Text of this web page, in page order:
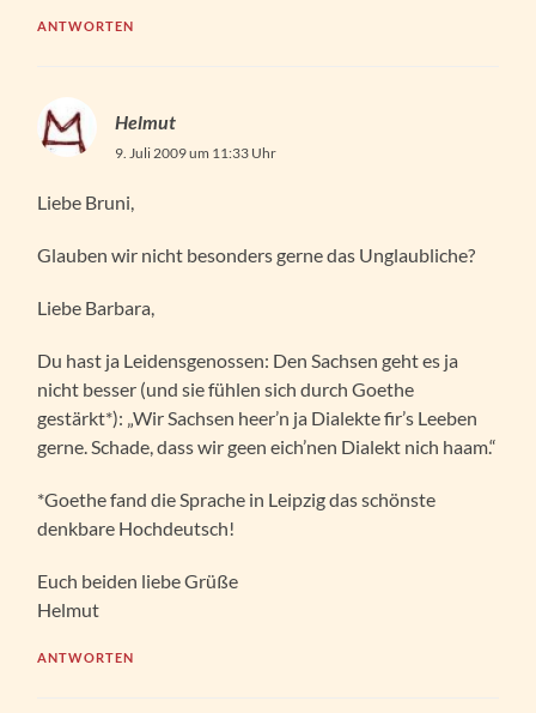
ANTWORTEN
Helmut
9. Juli 2009 um 11:33 Uhr
Liebe Bruni,
Glauben wir nicht besonders gerne das Unglaubliche?
Liebe Barbara,
Du hast ja Leidensgenossen: Den Sachsen geht es ja
nicht besser (und sie fühlen sich durch Goethe
gestärkt*): „Wir Sachsen heer’n ja Dialekte fir’s Leeben
gerne. Schade, dass wir geen eich’nen Dialekt nich haam.“
*Goethe fand die Sprache in Leipzig das schönste
denkbare Hochdeutsch!
Euch beiden liebe Grüße
Helmut
ANTWORTEN